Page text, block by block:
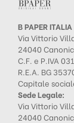
B PAPER ITALIA
Via Vittorio
24040
C.F. e P.IVA
R.E.A. BG
Capitale
Sede Legale:
Via Vittorio
24040